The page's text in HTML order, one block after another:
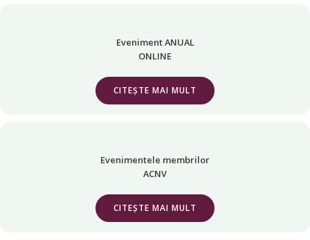
Eveniment ANUAL
ONLINE
CITEȘTE MAI MULT
Evenimentele membrilor
ACNV
CITEȘTE MAI MULT